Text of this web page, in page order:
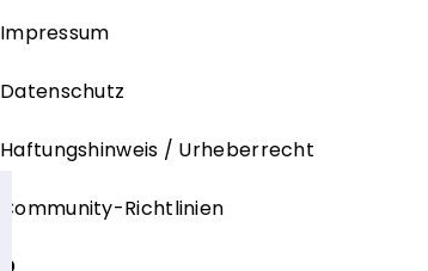
Impressum
Datenschutz
Haftungshinweis / Urheberrecht
Community-Richtlinien